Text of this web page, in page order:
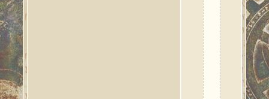
Отыгрыш
только
ответах
данному
топику.